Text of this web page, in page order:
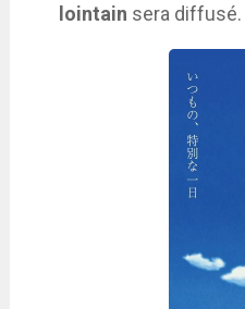
lointain sera diffusé.